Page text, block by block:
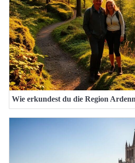
Wie erkundest du die Region